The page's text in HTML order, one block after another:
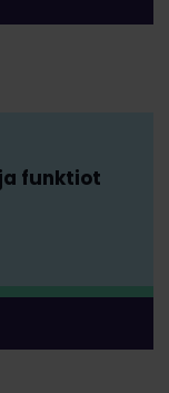
funktiot